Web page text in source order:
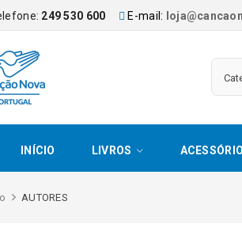
249 530 600 E-mail:
INÍCIO LIVROS
AUTORES